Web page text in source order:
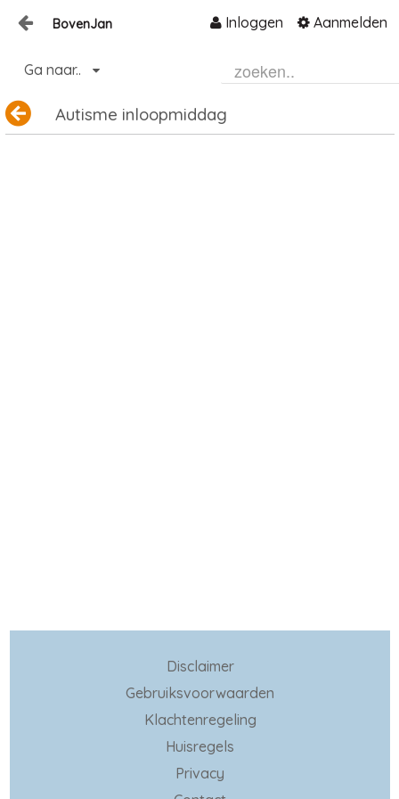
Inloggen Aanmelden
BovenJan
Home
Zoeken
Ga naar..
Autisme inloopmiddag
Disclaimer
Gebruiksvoorwaarden
Klachtenregeling
Huisregels
Privacy